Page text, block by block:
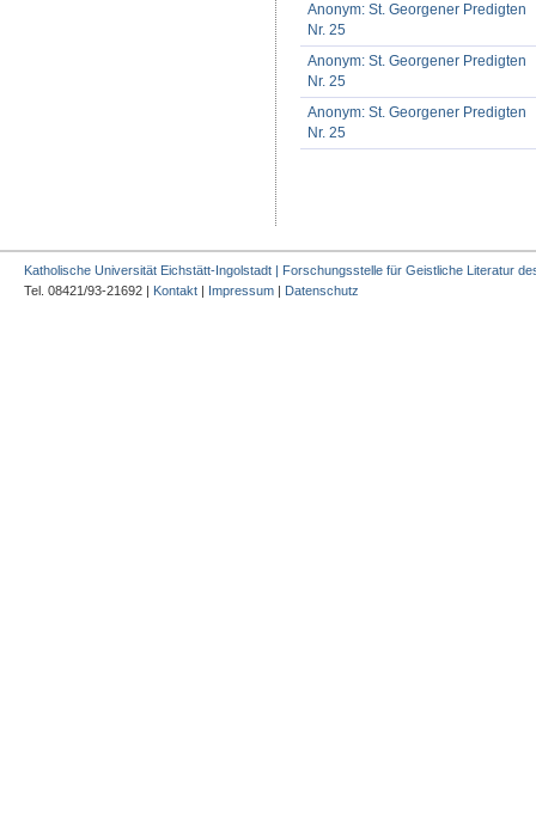
Anonym: St. Georgener Predigten
Nr. 25
Anonym: St. Georgener Predigten
Nr. 25
Anonym: St. Georgener Predigten
Nr. 25
Katholische Universität Eichstätt-Ingolstadt | Forschungsstelle für Geistliche Literatur
Tel. 08421/93-21692 | Kontakt | Impressum | Datenschutz